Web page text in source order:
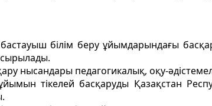
білім беру ұйымдарындағы
нысандары педагогикалық, оқу-
тiкелей басқаруды Қазақстан